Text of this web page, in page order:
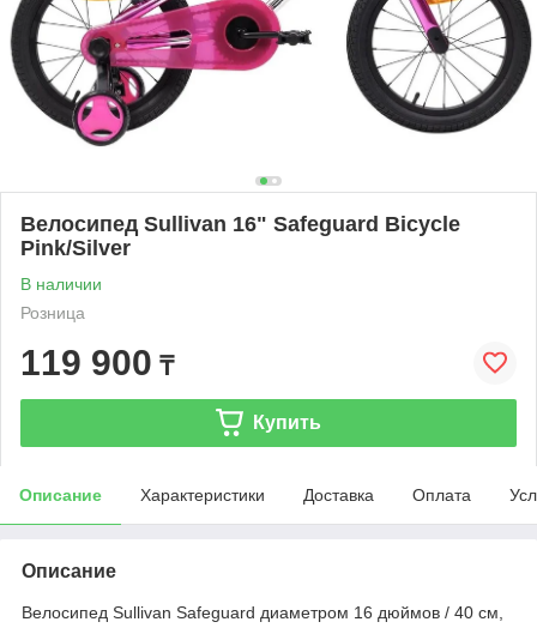
Велосипед Sullivan 16" Safeguard Bicycle
Pink/Silver
В наличии
Розница
119 900 ₸
Купить
Описание Характеристики Доставка Оплата
Описание
Велосипед Sullivan Safeguard диаметром 16 дюймов / 40 см,